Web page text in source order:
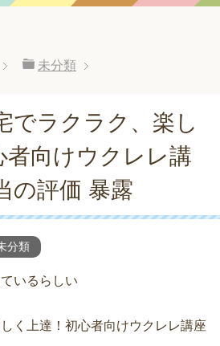
未分類
でラクラク、楽し
者向けウクレレ講
の評価 暴露
分類
いるらしい
く上達！初心者向けウクレレ講座